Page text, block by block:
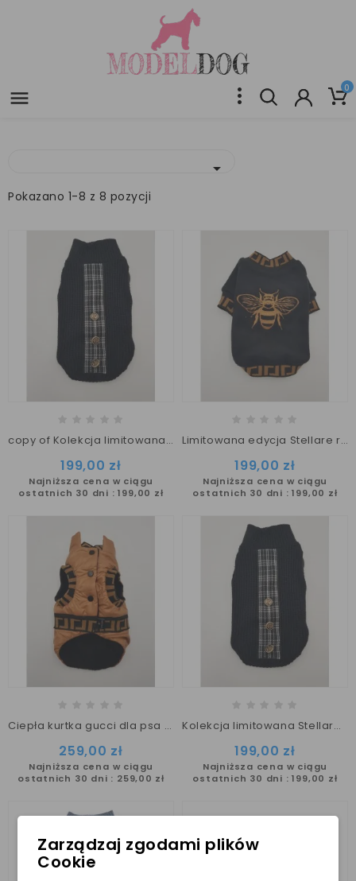
 0

Pokazano 1-8 z 8 pozycji
copy of Kolekcja limitowana Stellare XS/S sweterek GUCCI dla psa
199,00 zł
Najniższa cena w ciągu
ostatnich 30 dni : 199,00 zł
Limitowana edycja Stellare r. XS/S - Bluza Gucci dla psa
199,00 zł
Najniższa cena w ciągu
ostatnich 30 dni : 199,00 zł
Ciepła kurtka gucci dla psa r. XS - limitowana edycja Stellare
259,00 zł
Najniższa cena w ciągu
ostatnich 30 dni : 259,00 zł
Kolekcja limitowana Stellare XS/S sweterek GUCCI dla psa
199,00 zł
Najniższa cena w ciągu
ostatnich 30 dni : 199,00 zł
Zarządzaj zgodami plików
Cookie